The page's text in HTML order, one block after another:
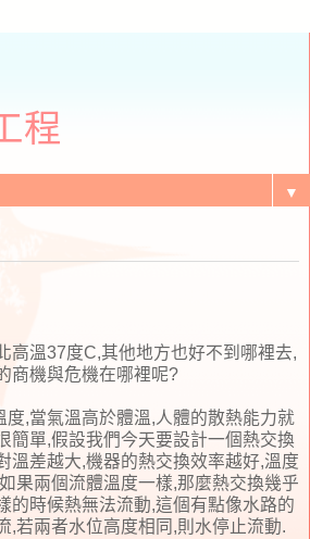
程
▼
高溫37度C,其他地方也好不到哪裡去,
商機與危機在哪裡呢?
度,當氣溫高於體溫,人體的散熱能力就
簡單,假設我們今天要設計一個熱交換
溫差越大,機器的熱交換效率越好,溫度
果兩個流體溫度一樣,那麼熱交換幾乎
的時候熱無法流動,這個有點像水路的
,若兩者水位高度相同,則水停止流動.